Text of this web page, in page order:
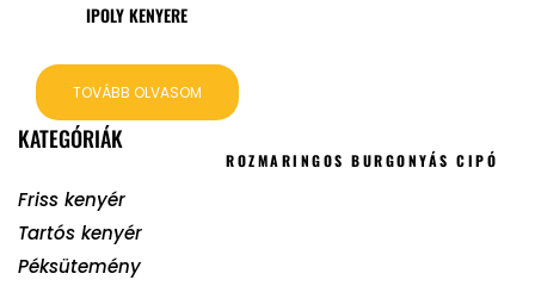
IPOLY KENYERE
TOVÁBB OLVASOM
KATEGÓRIÁK
Friss kenyér
Tartós kenyér
Péksütemény
ROZMARINGOS BURGONYÁS CIPÓ